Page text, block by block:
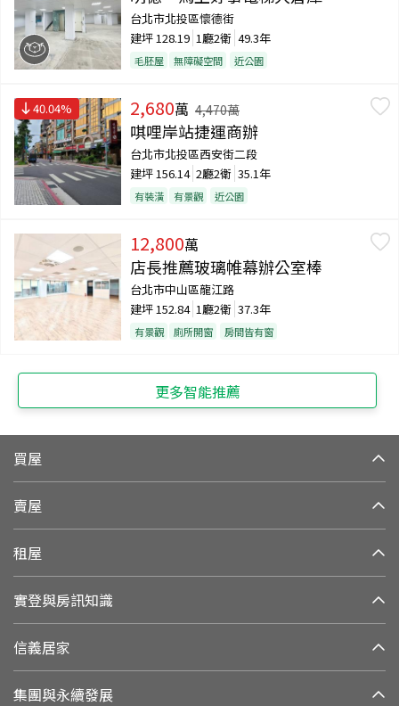
台北市北投區懷德街
建坪 128.19 1廳2衛 49.3年
毛胚屋 無障礙空間 近公園
40.04% 2,680萬 4,470萬
唭哩岸站捷運商辦
台北市北投區西安街二段
建坪 156.14 2廳2衛 35.1年
有裝潢 有景觀 近公園
12,800萬
店長推薦玻璃帷幕辦公室棒
台北市中山區龍江路
建坪 152.84 1廳2衛 37.3年
有景觀 廁所開窗 房間皆有窗
更多智能推薦
買屋
賣屋
租屋
實登與房訊知識
信義居家
集團與永續發展